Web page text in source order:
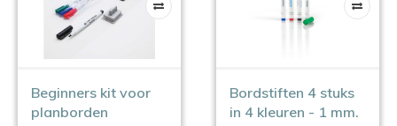
Beginners kit voor
planborden
Bordstiften 4 stuks
in 4 kleuren - 1 mm.